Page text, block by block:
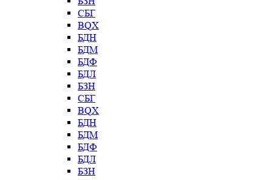
СБГ
BQX
БДН
БДМ
БДФ
БДЛ
БЗН
СБГ
BQX
БДН
БДМ
БДФ
БДЛ
БЗН